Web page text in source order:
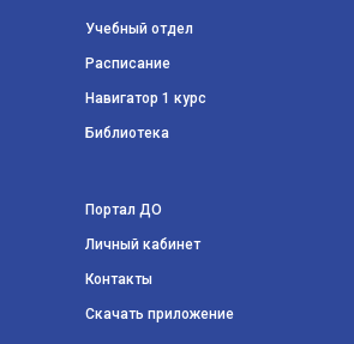
Учебный отдел
Расписание
Навигатор 1 курс
Библиотека
Портал ДО
Личный кабинет
Контакты
Скачать приложение